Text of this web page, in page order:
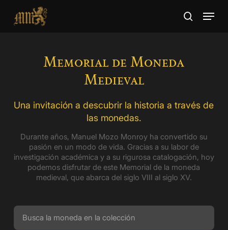
main
search
Menu
Memorial de Moneda
Medieval
Una invitación a descubrir la historia a través de
las monedas.
Durante años, Manuel Mozo Monroy ha convertido su
pasión en un modo de vida. Gracias a su labor de
investigación académica y a su rigurosa catalogación, hoy
podemos disfrutar de este Memorial de la moneda
medieval, que abarca del siglo VIII al siglo XV.